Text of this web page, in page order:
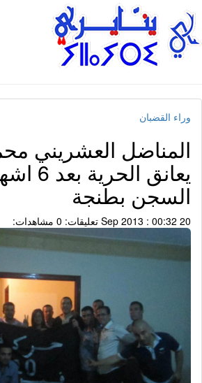
وراء القضبان
المناضل العشريني
يعانق الحرية
السجن بطنجة
20 Sep 2013 : 00:32 تعليقات: 0 مشاهدات: